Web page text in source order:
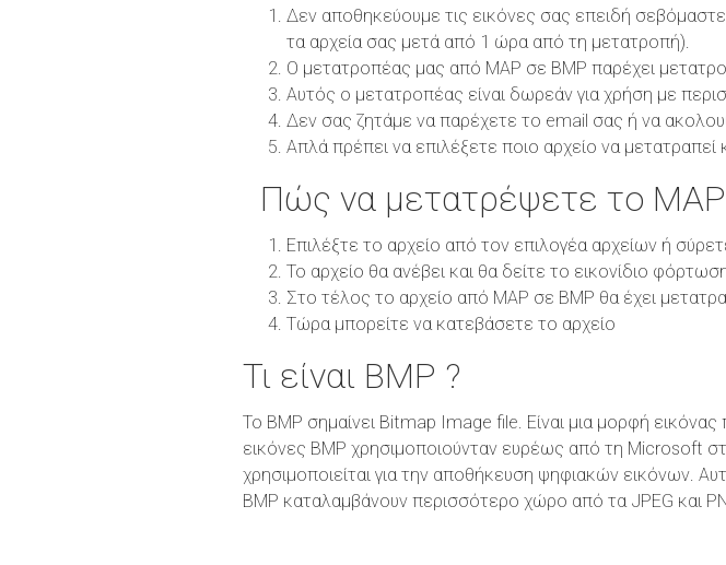
Δεν αποθηκεύουμε τις εικόνες σας επειδή
τα αρχεία σας μετά από 1 ώρα από τη μετατροπή).
Ο μετατροπέας μας από MAP σε BMP παρέχει
Αυτός ο μετατροπέας είναι δωρεάν για χρήση με
Δεν σας ζητάμε να παρέχετε το email σας ή να
Απλά πρέπει να επιλέξετε ποιο αρχείο να μετατραπεί
Πώς να μετατρέψετε το
Επιλέξτε το αρχείο από τον επιλογέα αρχείων ή
Το αρχείο θα ανέβει και θα δείτε το εικονίδιο
Στο τέλος το αρχείο από MAP σε BMP θα έχει
Τώρα μπορείτε να κατεβάσετε το αρχείο
Τι είναι BMP ?
Το BMP σημαίνει Bitmap Image file. Είναι μια μορφή εικόνας
εικόνες BMP χρησιμοποιούνταν ευρέως από τη Microsoft
χρησιμοποιείται για την αποθήκευση ψηφιακών εικόνων.
BMP καταλαμβάνουν περισσότερο χώρο από τα JPEG και